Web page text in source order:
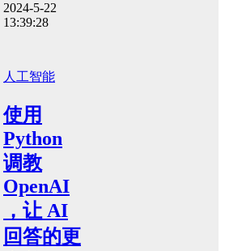
2024-5-22
13:39:28
人工智能
使用
Python
调教
OpenAI
，让 AI
回答的更